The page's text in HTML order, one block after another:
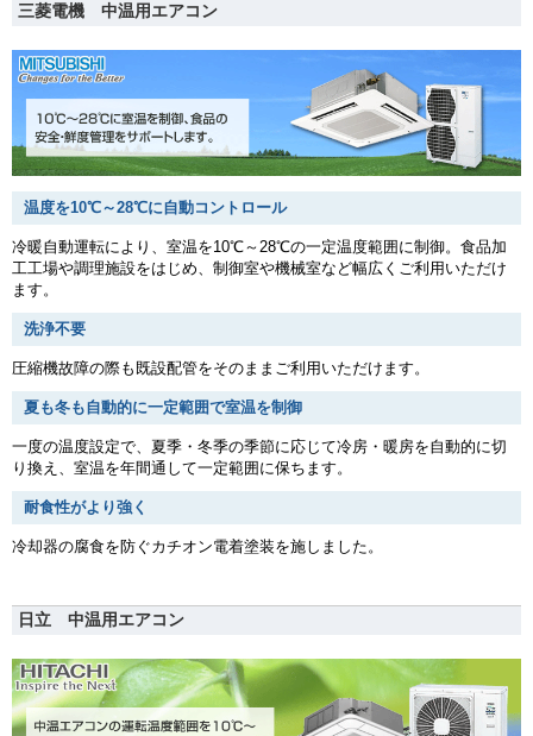
三菱電機 中温用エアコン
温度を10℃～28℃に自動コントロール
冷暖自動運転により、室温を10℃～28℃の一定温度範囲に制御。食品加
工工場や調理施設をはじめ、制御室や機械室など幅広くご利用いただけ
ます。
洗浄不要
圧縮機故障の際も既設配管をそのままご利用いただけます。
夏も冬も自動的に一定範囲で室温を制御
一度の温度設定で、夏季・冬季の季節に応じて冷房・暖房を自動的に切
り換え、室温を年間通して一定範囲に保ちます。
耐食性がより強く
冷却器の腐食を防ぐカチオン電着塗装を施しました。
日立 中温用エアコン